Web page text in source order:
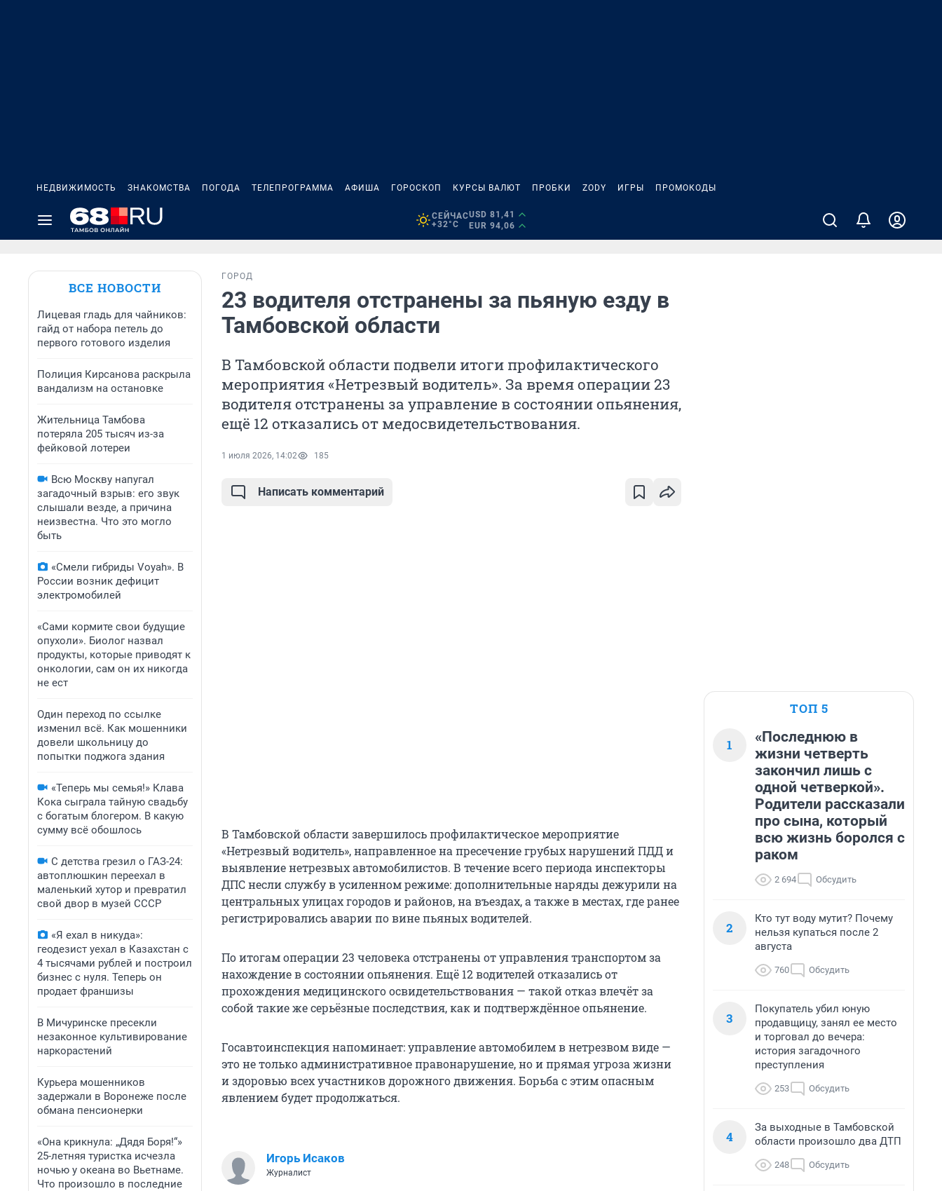
НЕДВИЖИМОСТЬ ЗНАКОМСТВА ПОГОДА ТЕЛЕПРОГРАММА АФИША ГОРОСКОП КУРСЫ ВАЛЮТ ПРОБКИ ZODY ИГРЫ ПРОМОКОДЫ
СЕЙЧАС
+32°C
USD 81,41
EUR 94,06
ВСЕ НОВОСТИ
Лицевая гладь для чайников:
гайд от набора петель до
первого готового изделия
Полиция Кирсанова раскрыла
вандализм на остановке
Жительница Тамбова
потеряла 205 тысяч из-за
фейковой лотереи
Всю Москву напугал
загадочный взрыв: его звук
слышали везде, а причина
неизвестна. Что это могло
быть
«Смели гибриды Voyah». В
России возник дефицит
электромобилей
«Сами кормите свои будущие
опухоли». Биолог назвал
продукты, которые приводят к
онкологии, сам он их никогда
не ест
Один переход по ссылке
изменил всё. Как мошенники
довели школьницу до
попытки поджога здания
«Теперь мы семья!» Клава
Кока сыграла тайную свадьбу
с богатым блогером. В какую
сумму всё обошлось
С детства грезил о ГАЗ-24:
автоплюшкин переехал в
маленький хутор и превратил
свой двор в музей СССР
«Я ехал в никуда»:
геодезист уехал в Казахстан с
4 тысячами рублей и построил
бизнес с нуля. Теперь он
продает франшизы
В Мичуринске пресекли
незаконное культивирование
наркорастений
Курьера мошенников
задержали в Воронеже после
обмана пенсионерки
«Она крикнула: „Дядя Боря!“»
25-летняя туристка исчезла
ночью у океана во Вьетнаме.
Что произошло в последние
ГОРОД
23 водителя отстранены за пьяную езду в
Тамбовской области
В Тамбовской области подвели итоги профилактического
мероприятия «Нетрезвый водитель». За время операции 23
водителя отстранены за управление в состоянии опьянения,
ещё 12 отказались от медосвидетельствования.
1 июля 2026, 14:02 185
Написать комментарий
В Тамбовской области завершилось профилактическое мероприятие
«Нетрезвый водитель», направленное на пресечение грубых нарушений ПДД и
выявление нетрезвых автомобилистов. В течение всего периода инспекторы
ДПС несли службу в усиленном режиме: дополнительные наряды дежурили на
центральных улицах городов и районов, на въездах, а также в местах, где ранее
регистрировались аварии по вине пьяных водителей.
По итогам операции 23 человека отстранены от управления транспортом за
нахождение в состоянии опьянения. Ещё 12 водителей отказались от
прохождения медицинского освидетельствования — такой отказ влечёт за
собой такие же серьёзные последствия, как и подтверждённое опьянение.
Госавтоинспекция напоминает: управление автомобилем в нетрезвом виде —
это не только административное правонарушение, но и прямая угроза жизни
и здоровью всех участников дорожного движения. Борьба с этим опасным
явлением будет продолжаться.
Игорь Исаков
Журналист
ТОП 5
1
«Последнюю в
жизни четверть
закончил лишь с
одной четверкой».
Родители рассказали
про сына, который
всю жизнь боролся с
раком
2 694 Обсудить
2
Кто тут воду мутит? Почему
нельзя купаться после 2
августа
760 Обсудить
3
Покупатель убил юную
продавщицу, занял ее место
и торговал до вечера:
история загадочного
преступления
253 Обсудить
4
За выходные в Тамбовской
области произошло два ДТП
248 Обсудить